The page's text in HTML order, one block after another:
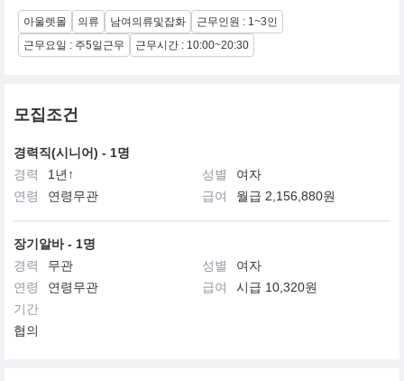
아울렛몰 의류 남여의류및잡화
근무인원 : 1~3인
근무요일 : 주5일근무
근무시간 : 10:00~20:30
모집조건
경력직(시니어) - 1명
경력
1년↑ 성별
여자
연령
연령무관 급여 월급 2,156,880원
장기알바 - 1명
경력
무관 성별
여자
연령
연령무관 급여
시급 10,320원
기간
협의